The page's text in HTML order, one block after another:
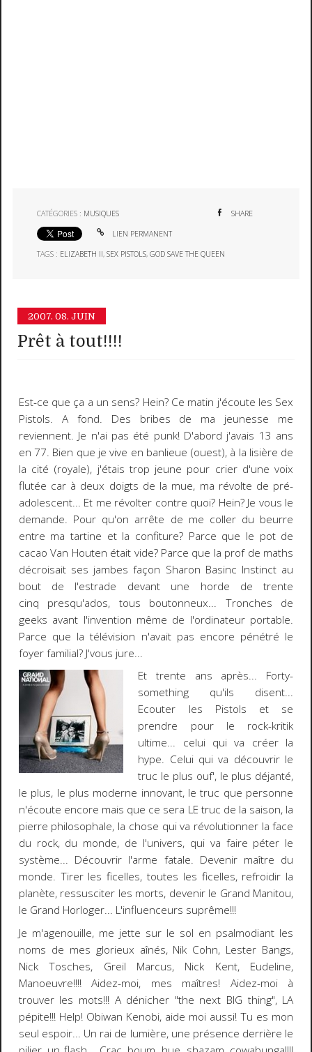
CATÉGORIES : MUSIQUES SHARE
LIEN PERMANENT
TAGS : ELIZABETH II,SEX PISTOLS,GOD SAVE THE QUEEN
2007. 08. JUIN
Prêt à tout!!!!
Est-ce que ça a un sens? Hein? Ce matin j'écoute les Sex
Pistols. A fond. Des bribes de ma jeunesse me
reviennent. Je n'ai pas été punk! D'abord j'avais 13 ans
en 77. Bien que je vive en banlieue (ouest), à la lisière de
la cité (royale), j'étais trop jeune pour crier d'une voix
flutée car à deux doigts de la mue, ma révolte de pré-
adolescent... Et me révolter contre quoi? Hein? Je vous le
demande. Pour qu'on arrête de me coller du beurre
entre ma tartine et la confiture? Parce que le pot de
cacao Van Houten était vide? Parce que la prof de maths
décroisait ses jambes façon Sharon Basinc Instinct au
bout de l'estrade devant une horde de trente
cinq presqu'ados, tous boutonneux... Tronches de
geeks avant l'invention même de l'ordinateur portable.
Parce que la télévision n'avait pas encore pénétré le
foyer familial? J'vous jure...
Et trente ans après... Forty-
something qu'ils disent...
Ecouter les Pistols et se
prendre pour le rock-kritik
ultime... celui qui va créer la
hype. Celui qui va découvrir le
truc le plus ouf', le plus déjanté,
le plus, le plus moderne innovant, le truc que personne
n'écoute encore mais que ce sera LE truc de la saison, la
pierre philosophale, la chose qui va révolutionner la face
du rock, du monde, de l'univers, qui va faire péter le
système... Découvrir l'arme fatale. Devenir maître du
monde. Tirer les ficelles, toutes les ficelles, refroidir la
planète, ressusciter les morts, devenir le Grand Manitou,
le Grand Horloger... L'influenceurs suprême!!!
Je m'agenouille, me jette sur le sol en psalmodiant les
noms de mes glorieux aînés, Nik Cohn, Lester Bangs,
Nick Tosches, Greil Marcus, Nick Kent, Eudeline,
Manoeuvre!!!! Aidez-moi, mes maîtres! Aidez-moi à
trouver les mots!!! A dénicher "the next BIG thing", LA
pépite!!! Help! Obiwan Kenobi, aide moi aussi! Tu es mon
seul espoir... Un rai de lumière, une présence derrière le